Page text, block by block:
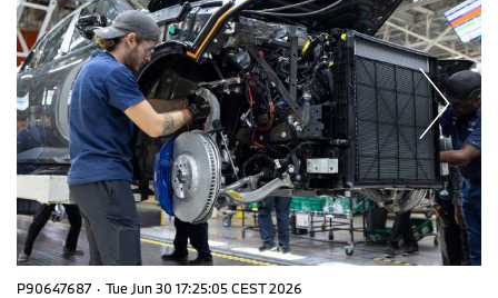
P90647687 · Tue Jun 30 17:25:05 CEST 2026